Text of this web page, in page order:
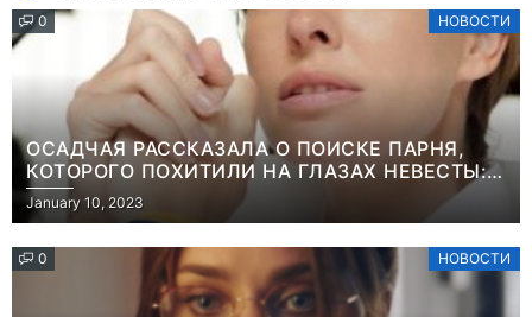
0 НОВОСТИ
ОСАДЧАЯ РАССКАЗАЛА О ПОИСКЕ ПАРНЯ,
КОТОРОГО ПОХИТИЛИ НА ГЛАЗАХ НЕВЕСТЫ:
“ОН ВЕСЬ УДАР ПРИНЯЛ НА СЕБЯ”
January 10, 2023
0 НОВОСТИ